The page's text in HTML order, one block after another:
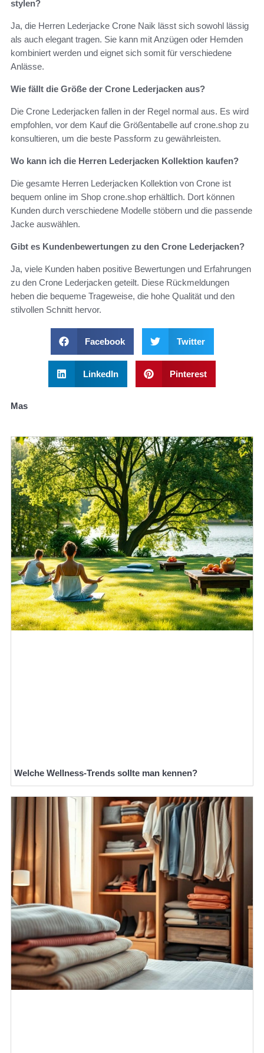
stylen?
Ja, die Herren Lederjacke Crone Naik lässt sich sowohl lässig
als auch elegant tragen. Sie kann mit Anzügen oder Hemden
kombiniert werden und eignet sich somit für verschiedene
Anlässe.
Wie fällt die Größe der Crone Lederjacken aus?
Die Crone Lederjacken fallen in der Regel normal aus. Es wird
empfohlen, vor dem Kauf die Größentabelle auf crone.shop zu
konsultieren, um die beste Passform zu gewährleisten.
Wo kann ich die Herren Lederjacken Kollektion kaufen?
Die gesamte Herren Lederjacken Kollektion von Crone ist
bequem online im Shop crone.shop erhältlich. Dort können
Kunden durch verschiedene Modelle stöbern und die passende
Jacke auswählen.
Gibt es Kundenbewertungen zu den Crone Lederjacken?
Ja, viele Kunden haben positive Bewertungen und Erfahrungen
zu den Crone Lederjacken geteilt. Diese Rückmeldungen
heben die bequeme Trageweise, die hohe Qualität und den
stilvollen Schnitt hervor.
Facebook Twitter
LinkedIn Pinterest
Mas
Welche Wellness-Trends sollte man kennen?